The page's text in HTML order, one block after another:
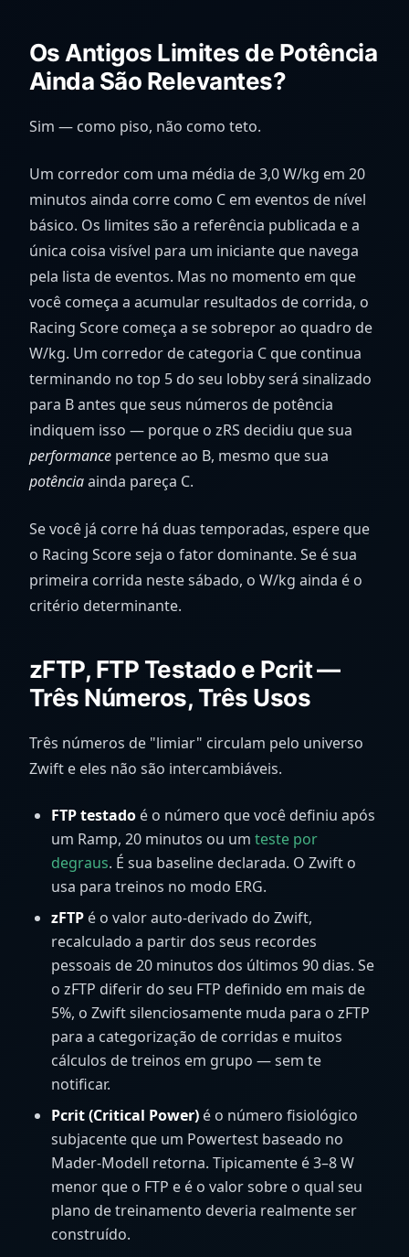
Os Antigos Limites de Potência
Ainda São Relevantes?
Sim — como piso, não como teto.
Um corredor com uma média de 3,0 W/kg em 20
minutos ainda corre como C em eventos de nível
básico. Os limites são a referência publicada e a
única coisa visível para um iniciante que navega
pela lista de eventos. Mas no momento em que
você começa a acumular resultados de corrida, o
Racing Score começa a se sobrepor ao quadro de
W/kg. Um corredor de categoria C que continua
terminando no top 5 do seu lobby será sinalizado
para B antes que seus números de potência
indiquem isso — porque o zRS decidiu que sua
performance pertence ao B, mesmo que sua
potênciaainda pareça C.
Se você já corre há duas temporadas, espere que
o Racing Score seja o fator dominante. Se é sua
primeira corrida neste sábado, o W/kg ainda é o
critério determinante.
zFTP, FTP Testado e Pcrit —
Três Números, Três Usos
Três números de "limiar" circulam pelo universo
Zwift e eles não são intercambiáveis.
FTP testado é o número que você definiu após
um Ramp, 20 minutos ou um teste por
degraus. É sua baseline declarada. O Zwift o
usa para treinos no modo ERG.
zFTP é o valor auto-derivado do Zwift,
recalculado a partir dos seus recordes
pessoais de 20 minutos dos últimos 90 dias. Se
o zFTP diferir do seu FTP definido em mais de
5%, o Zwift silenciosamente muda para o zFTP
para a categorização de corridas e muitos
cálculos de treinos em grupo — sem te
notificar.
Pcrit (Critical Power) é o número fisiológico
subjacente que um Powertest baseado no
Mader-Modell retorna. Tipicamente é 3–8 W
menor que o FTP e é o valor sobre o qual seu
plano de treinamento deveria realmente ser
construído.